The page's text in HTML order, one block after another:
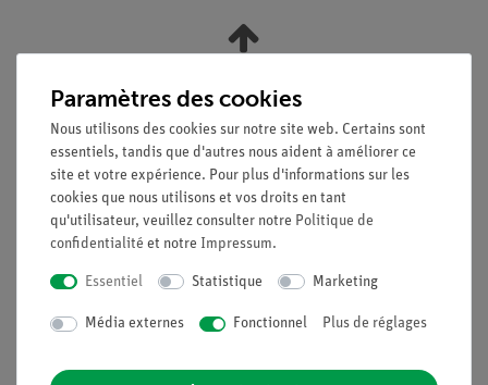
Légal
Contact
Conditions générales de vente
Mentions légales
Service
Paramètres des cookies
Nous utilisons des cookies sur notre site web. Certains sont
essentiels, tandis que d'autres nous aident à améliorer ce
site et votre expérience. Pour plus d'informations sur les
cookies que nous utilisons et vos droits en tant
qu'utilisateur, veuillez consulter notre Politique de
confidentialité et notre Impressum.
Essentiel Statistique Marketing
Média externes Fonctionnel Plus de réglages